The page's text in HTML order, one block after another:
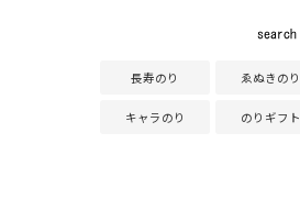
長寿のり ゑぬきのり
キャラのり のりギフト